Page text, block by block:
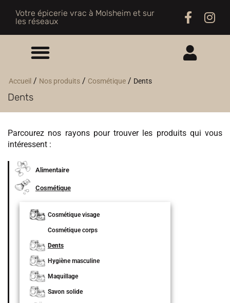
Votre épicerie vrac à Molsheim et sur
les réseaux
Accueil / Nos produits / Cosmétique / Dents
Dents
Parcourez nos rayons pour trouver les produits qui vous
intéressent :
Alimentaire
Cosmétique
Cosmétique visage
Cosmétique corps
Dents
Hygiène masculine
Maquillage
Savon solide